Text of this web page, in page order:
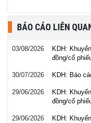
BÁO CÁO LIÊN
03/08/2026
KDH:
đồng/cổ
30/07/2026 KDH: Báo
29/06/2026
KDH:
đồng/cổ
29/06/2026
KDH: